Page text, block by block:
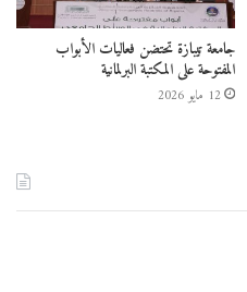
جامعة تيبازة تحتضن فعاليات الأبواب
المفتوحة على المكتبة البرلمانية
12 مايو 2026